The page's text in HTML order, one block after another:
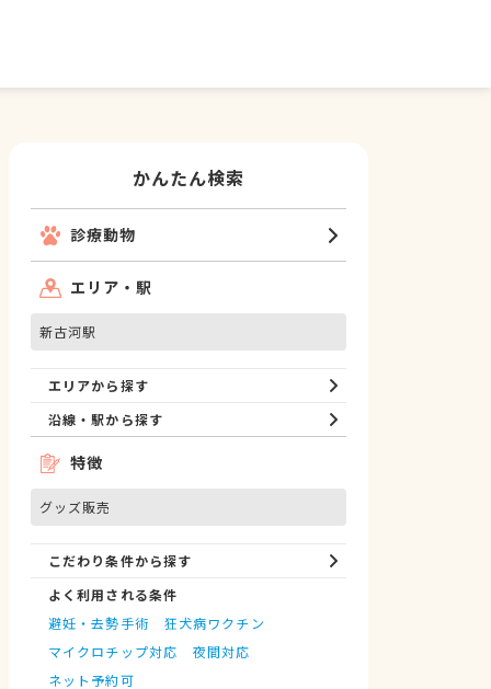
かんたん検索
診療動物
エリア・駅
新古河駅
エリアから探す
沿線・駅から探す
特徴
グッズ販売
こだわり条件から探す
よく利用される条件
避妊・去勢手術
狂犬病ワクチン
マイクロチップ対応
夜間対応
ネット予約可